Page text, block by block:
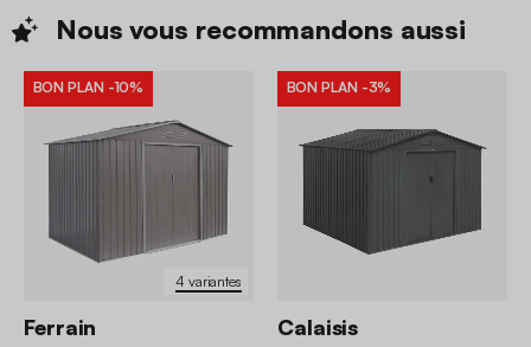
Nous vous recommandons aussi
4 variantes
BON PLAN -10%
Ferrain
BON PLAN -3%
Calaisis